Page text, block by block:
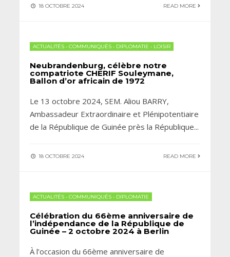
18 OCTOBRE 2024 READ MORE
ACTUALITÉS• COMMUNIQUÉS• DIPLOMATIE • LOISIR
Neubrandenburg, célèbre notre
compatriote CHERIF Souleymane,
Ballon d’or africain de 1972
Le 13 octobre 2024, SEM. Aliou BARRY,
Ambassadeur Extraordinaire et Plénipotentiaire
de la République de Guinée près la République...
18 OCTOBRE 2024 READ MORE
ACTUALITÉS• COMMUNIQUÉS• DIPLOMATIE
Célébration du 66ème anniversaire de
l’indépendance de la République de
Guinée – 2 octobre 2024 à Berlin
À l’occasion du 66ème anniversaire de